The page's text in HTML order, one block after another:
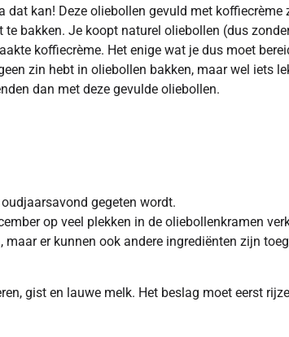
dat kan! Deze oliebollen gevuld met koffiecrème
bakken. Je koopt naturel oliebollen (dus
koffiecrème. Het enige wat je dus moet
zin hebt in oliebollen bakken, maar wel iets
dan met deze gevulde oliebollen.
gegeten wordt.
op veel plekken in de oliebollenkramen
er kunnen ook andere ingrediënten zijn
gist en lauwe melk. Het beslag moet eerst